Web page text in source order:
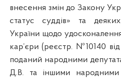
внесення змін до Закону
статус суддів» та
України щодо
кар’єри (реєстр. №10140
поданий народними
Д.В. та іншими народними